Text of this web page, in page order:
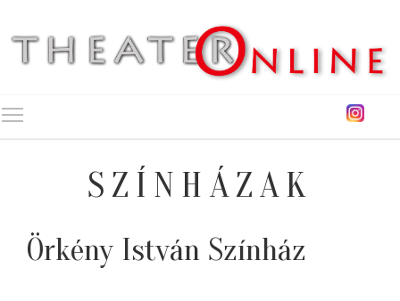
SZÍNHÁZAK
Örkény István Színház